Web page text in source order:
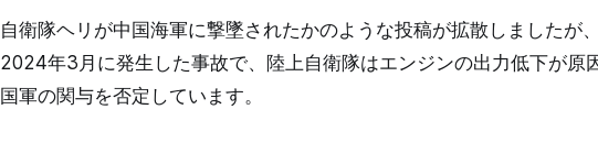
自衛隊ヘリが中国海軍に撃墜されたかのような投稿が拡散しましたが
2024年3月に発生した事故で、陸上自衛隊はエンジンの出力低下が原
国軍の関与を否定しています。